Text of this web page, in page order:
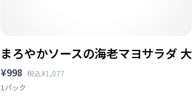
まろやかソースの海老マヨサラダ 大
¥998 税込¥1,077
1パック